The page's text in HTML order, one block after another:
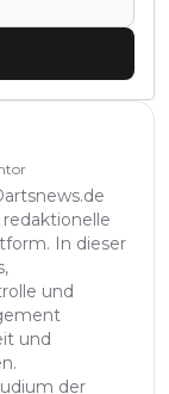
In dieser
und
und
der